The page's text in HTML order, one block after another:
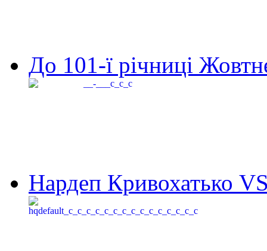
До 101-ї річниці
Нардеп Кривохатько